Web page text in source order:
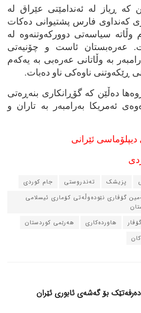
که‌ ڕیاز له‌ ئه‌ندامێتی عێراق له‌
که‌نداوی فارس پشتیوانی ده‌کات
سیاسه‌تی دوورکه‌وتنه‌وه‌ له‌
عه‌ره‌بستان ئاست و چۆنیه‌تی
به‌ وڵاتانی عه‌ره‌بی به‌ یه‌که‌م
ڕێکه‌وتنی ناوه‌کی ناو ده‌بات.
ده‌ڵێن که‌ گۆڕانکاری بنه‌ڕه‌تی
ئه‌مریکا به‌رامبه‌ر به‌ تاران و
ئێرانی
پزیشک ته‌ندروستی
جام کوردی
گۆڤاری نێوده‌وڵه‌تی کۆماری ئیسلامی
گۆڤار هاورده‌کاری
هه‌رێمی کوردستان
بۆ گه‌شه‌ی ئابوری ئێران